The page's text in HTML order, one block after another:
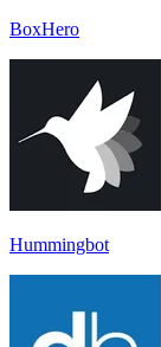
BoxHero
Hummingbot